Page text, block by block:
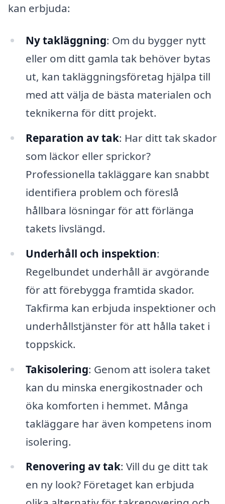
kan erbjuda:
Ny takläggning: Om du bygger nytt
eller om ditt gamla tak behöver bytas
ut, kan takläggningsföretag hjälpa till
med att välja de bästa materialen och
teknikerna för ditt projekt.
Reparation av tak: Har ditt tak skador
som läckor eller sprickor?
Professionella takläggare kan snabbt
identifiera problem och föreslå
hållbara lösningar för att förlänga
takets livslängd.
Underhåll och inspektion:
Regelbundet underhåll är avgörande
för att förebygga framtida skador.
Takfirma kan erbjuda inspektioner och
underhållstjänster för att hålla taket i
toppskick.
Takisolering: Genom att isolera taket
kan du minska energikostnader och
öka komforten i hemmet. Många
takläggare har även kompetens inom
isolering.
Renovering av tak: Vill du ge ditt tak
en ny look? Företaget kan erbjuda